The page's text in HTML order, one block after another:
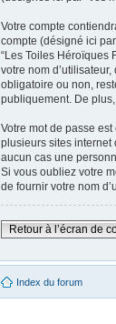
Votre compte
compte (désigné ici
“Les Toiles Héroïques
votre nom
obligatoire ou non,
publiquement. De
Votre mot de passe
plusieurs sites internet
aucun cas une
Si vous oubliez votre
de fournir votre nom
Retour à l’écran de
Index du forum